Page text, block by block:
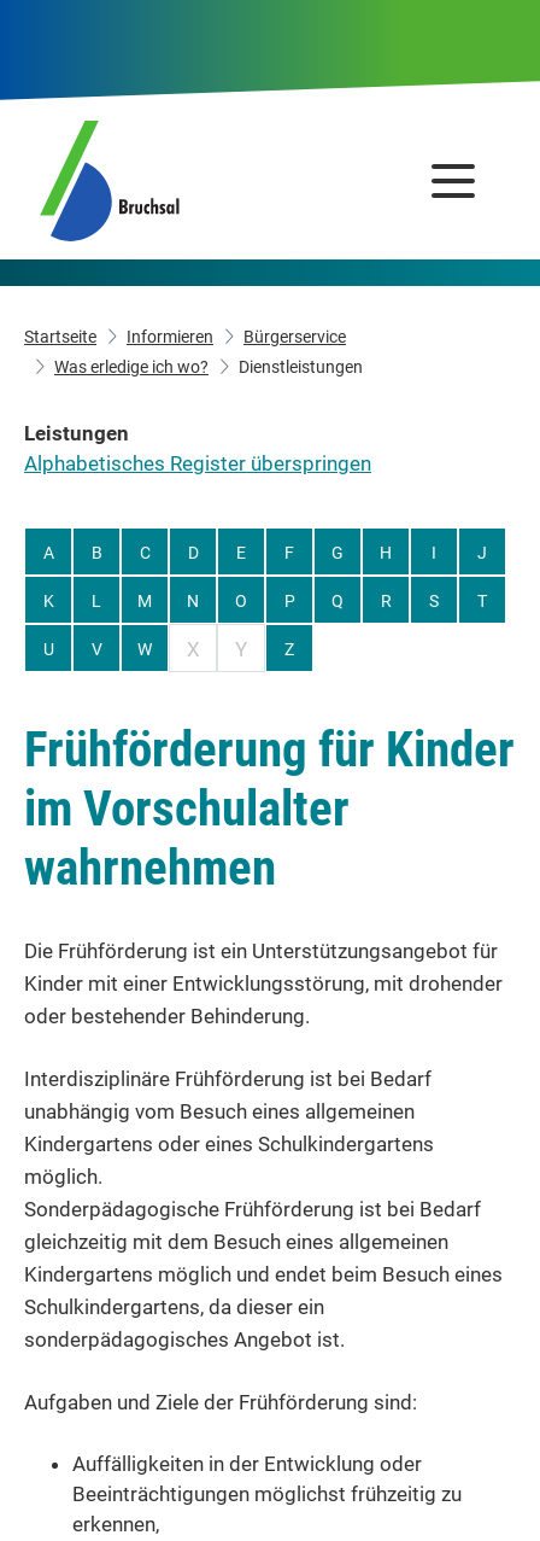
Startseite Informieren
Bürgerservice
Was erledige ich wo?
Dienstleistungen
Leistungen
Alphabetisches Register überspringen
A B C D E F G H I J
K L M N O P Q R S T
U V W X Y Z
Frühförderung für Kinder
im Vorschulalter
wahrnehmen
Die Frühförderung ist ein Unterstützungsangebot für
Kinder mit einer Entwicklungsstörung, mit drohender
oder bestehender Behinderung.
Interdisziplinäre Frühförderung ist bei Bedarf
unabhängig vom Besuch eines allgemeinen
Kindergartens oder eines Schulkindergartens
möglich.
Sonderpädagogische Frühförderung ist bei Bedarf
gleichzeitig mit dem Besuch eines allgemeinen
Kindergartens möglich und endet beim Besuch eines
Schulkindergartens, da dieser ein
sonderpädagogisches Angebot ist.
Aufgaben und Ziele der Frühförderung sind:
Auffälligkeiten in der Entwicklung oder
Beeinträchtigungen möglichst frühzeitig zu
erkennen,